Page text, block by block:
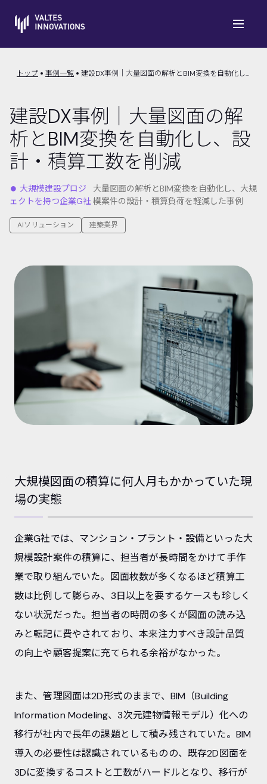
トップ 事例一覧 建設DX事例｜大量図面の解析とBIM変換を自動化し、設計・積算工数を削減
建設DX事例｜大量図面の解
析とBIM変換を自動化し、設
計・積算工数を削減
⏺︎ 大規模建設プロジ
ェクトを持つ企業G社
大量図面の解析とBIM変換を自動化し、大規
模案件の設計・積算負荷を軽減した事例
AIソリューション 建築業界
大規模図面の積算に何人月もかかっていた現
場の実態
企業G社では、マンション・プラント・設備といった大
規模設計案件の積算に、担当者が長時間をかけて手作
業で取り組んでいた。図面枚数が多くなるほど積算工
数は比例して膨らみ、3日以上を要するケースも珍しく
ない状況だった。担当者の時間の多くが図面の読み込
みと転記に費やされており、本来注力すべき設計品質
の向上や顧客提案に充てられる余裕がなかった。
また、管理図面は2D形式のままで、BIM（Building
Information Modeling、3次元建物情報モデル）化への
移行が社内で長年の課題として積み残されていた。BIM
導入の必要性は認識されているものの、既存2D図面を
3Dに変換するコストと工数がハードルとなり、移行が